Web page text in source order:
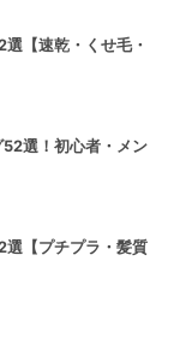
【速乾・くせ毛・
選！初心者・メン
選【プチプラ・髪質